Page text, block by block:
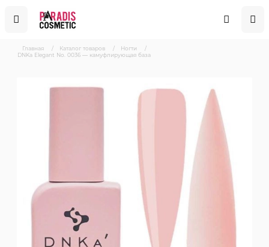
Главная / Каталог товаров / Ногти
/
DNKa Elegant No. 0036 — камуфлирующая база